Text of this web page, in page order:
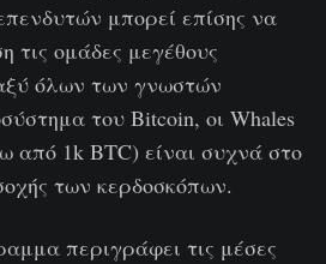
μπορεί επίσης να
τις ομάδες μεγέθους
όλων των γνωστών
του Bitcoin, οι Whales
από 1k BTC) είναι συχνά στο
των κερδοσκόπων.
περιγράφει τις μέσες